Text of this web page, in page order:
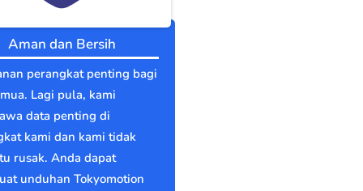
Aman dan Bersih
perangkat penting bagi
Lagi pula, kami
data penting di
kami dan kami tidak
rusak. Anda dapat
unduhan Tokyomotion